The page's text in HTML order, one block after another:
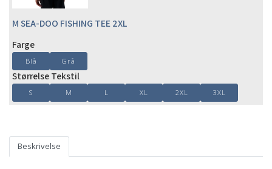
M SEA-DOO FISHING TEE 2XL
Farge
Blå Grå
Størrelse Tekstil
S M L XL 2XL 3XL
Beskrivelse